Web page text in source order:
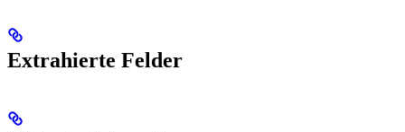
Extrahierte Felder